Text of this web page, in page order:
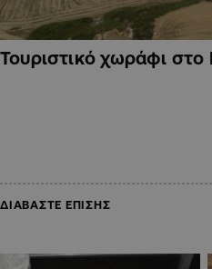
Τουριστικό χωράφι
ΔΙΑΒΑΣΤΕ ΕΠΙΣΗΣ